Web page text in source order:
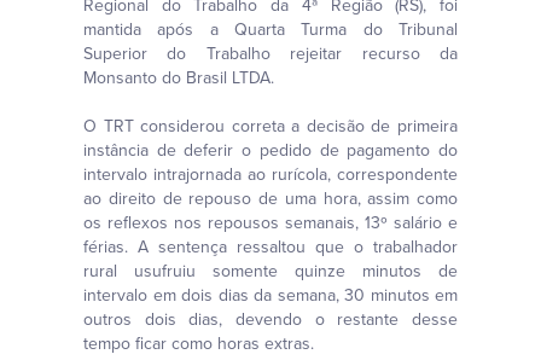
Regional do Trabalho da 4ª Região (RS), foi
mantida após a Quarta Turma do Tribunal
Superior do Trabalho rejeitar recurso da
Monsanto do Brasil LTDA.
O TRT considerou correta a decisão de primeira
instância de deferir o pedido de pagamento do
intervalo intrajornada ao rurícola, correspondente
ao direito de repouso de uma hora, assim como
os reflexos nos repousos semanais, 13º salário e
férias. A sentença ressaltou que o trabalhador
rural usufruiu somente quinze minutos de
intervalo em dois dias da semana, 30 minutos em
outros dois dias, devendo o restante desse
tempo ficar como horas extras.